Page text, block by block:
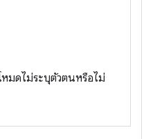
มดไม่ระบุตัวตนหรือไม่